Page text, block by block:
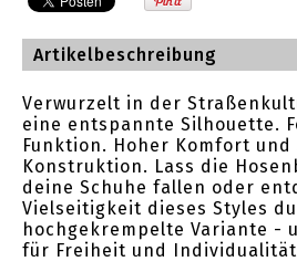
Artikelbeschreibung
Verwurzelt in der
eine entspannte Silhouette.
Funktion. Hoher Komfort
Konstruktion. Lass die
deine Schuhe fallen oder
Vielseitigkeit dieses Styles
hochgekrempelte Variante -
für Freiheit und